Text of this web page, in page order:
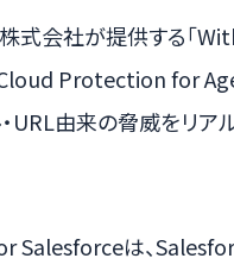
株式会社が提供する
Protection for
URL由来の脅威をリア
は、